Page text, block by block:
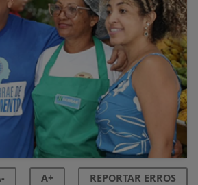
A+ REPORTAR ERROS